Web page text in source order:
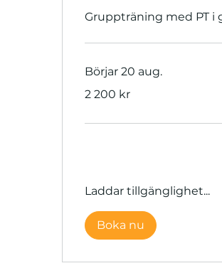
Gruppträning med PT i
Börjar 20 aug.
svenska
2 200 kr
Laddar tillgänglighet...
Boka nu